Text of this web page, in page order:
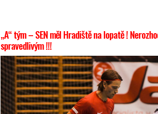
„A“ tým – SEN měl Hradiště na lopatě !
spravedlivým !!!